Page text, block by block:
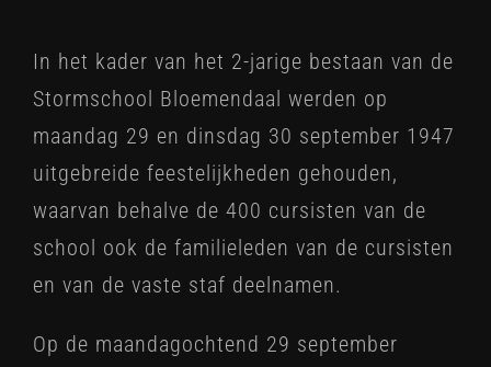
In het kader van het 2-jarige bestaan van de
Stormschool Bloemendaal werden op
maandag 29 en dinsdag 30 september 1947
uitgebreide feestelijkheden gehouden,
waarvan behalve de 400 cursisten van de
school ook de familieleden van de cursisten
en van de vaste staf deelnamen.
Op de maandagochtend 29 september